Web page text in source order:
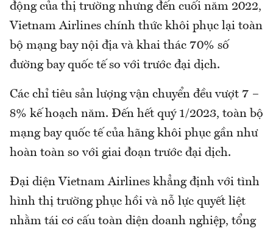
động của thị trường nhưng đến cuối năm 2022,
Vietnam Airlines chính thức khôi phục lại toàn
bộ mạng bay nội địa và khai thác 70% số
đường bay quốc tế so với trước đại dịch.
Các chỉ tiêu sản lượng vận chuyển đều vượt 7 –
8% kế hoạch năm. Đến hết quý 1/2023, toàn bộ
mạng bay quốc tế của hãng khôi phục gần như
hoàn toàn so với giai đoạn trước đại dịch.
Đại diện Vietnam Airlines khẳng định với tình
hình thị trường phục hồi và nỗ lực quyết liệt
nhằm tái cơ cấu toàn diện doanh nghiệp, tổng